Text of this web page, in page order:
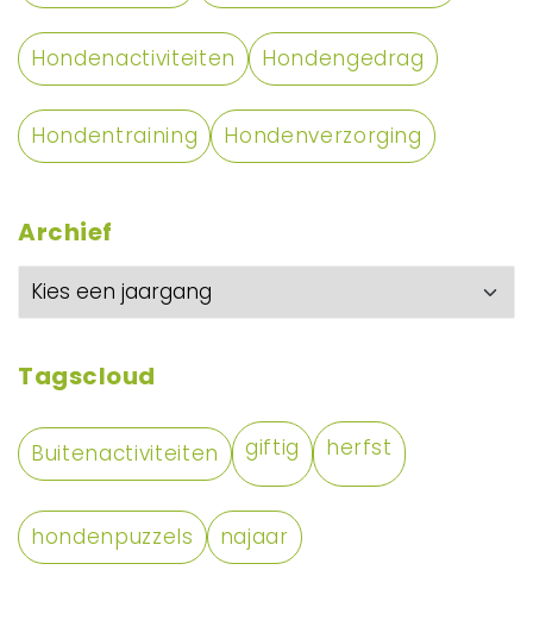
Hondenactiviteiten Hondengedrag
Hondentraining Hondenverzorging
Archief
Tagscloud
Buitenactiviteiten giftig herfst
hondenpuzzels najaar